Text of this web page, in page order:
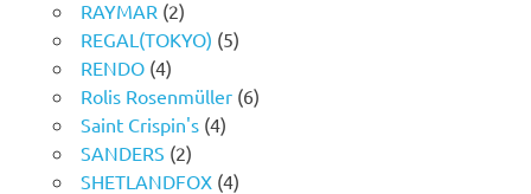
RAYMAR (2)
REGAL(TOKYO) (5)
RENDO(4)
Rolis Rosenmüller(6)
Saint Crispin's(4)
SANDERS (2)
SHETLANDFOX(4)